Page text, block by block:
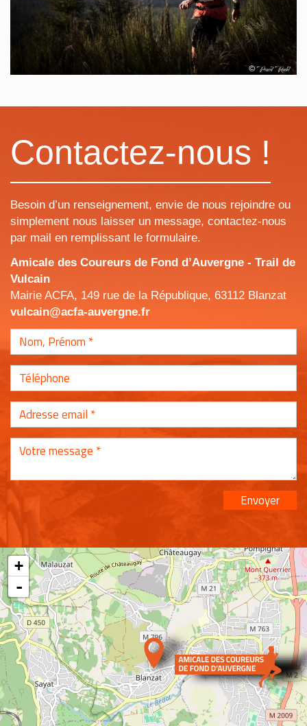
Contactez-nous !
Besoin d’un renseignement, envie de nous rejoindre ou
simplement nous laisser un message, contactez-nous
par mail en remplissant le formulaire.
Amicale des Coureurs de Fond d’Auvergne - Trail de
Vulcain
Mairie ACFA, 149 rue de la République, 63112 Blanzat
vulcain@acfa-auvergne.fr
Envoyer
+
-